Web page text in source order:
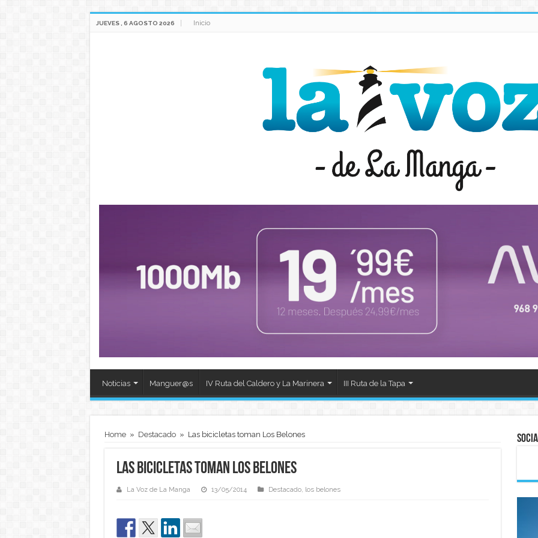
JUEVES , 6 AGOSTO 2026 Inicio
Noticias Manguer@s IV Ruta del Caldero y La Marinera III Ruta de la Tapa
Home » Destacado » Las bicicletas toman Los Belones
Las bicicletas toman Los Belones
La Voz de La Manga 13/05/2014 Destacado, los belones